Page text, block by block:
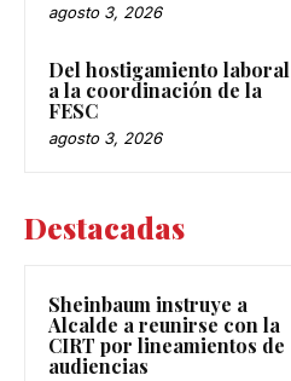
agosto 3, 2026
Del hostigamiento laboral
a la coordinación de la
FESC
agosto 3, 2026
Destacadas
Sheinbaum instruye a
Alcalde a reunirse con la
CIRT por lineamientos de
audiencias